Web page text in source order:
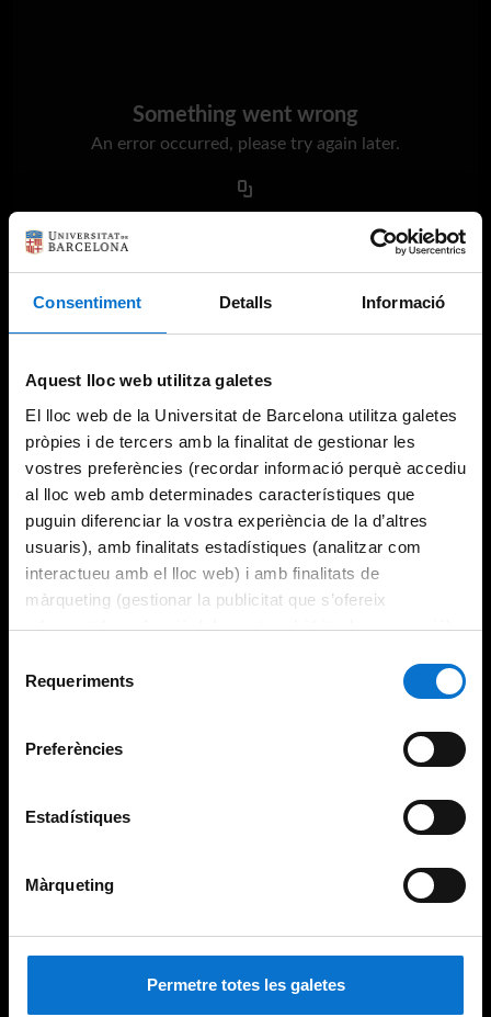
Consentiment Detalls Informació
Aquest lloc web utilitza galetes
El lloc web de la Universitat de Barcelona utilitza galetes
pròpies i de tercers amb la finalitat de gestionar les
vostres preferències (recordar informació perquè accediu
al lloc web amb determinades característiques que
puguin diferenciar la vostra experiència de la d’altres
usuaris), amb finalitats estadístiques (analitzar com
interactueu amb el lloc web) i amb finalitats de
màrqueting (gestionar la publicitat que s’ofereix
adequant-la en funció dels vostres hàbits de navegació).
consultar laPolítica de galetes del lloc web de la
Requeriments
Preferències
Estadístiques
Màrqueting
Permetre totes les galetes
Something went wrong
An error occurred, please try again later.